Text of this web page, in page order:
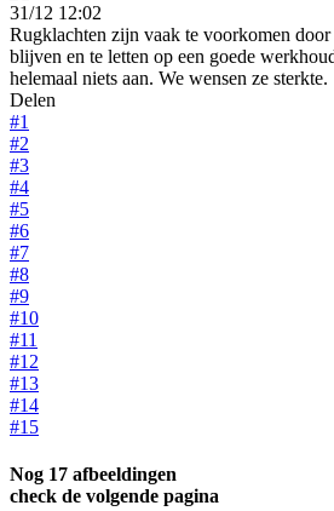
31/12 12:02
Rugklachten zijn vaak te voorkomen
blijven en te letten op een goede
helemaal niets aan. We wensen ze sterkte.
Delen
#1
#2
#3
#4
#5
#6
#7
#8
#9
#10
#11
#12
#13
#14
#15
Nog 17 afbeeldingen
check de volgende pagina